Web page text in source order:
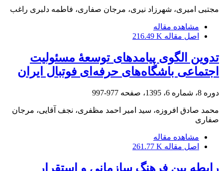
مجتبی امیری، شهرزاد نیری، مرجان صفاری، فاطمه دلبری راغب
مشاهده مقاله
اصل مقاله 216.49 K
تدوین الگوی پیامدهای توسعۀ مسئولیت
اجتماعی باشگاه‌های حرفه‌‌ای فوتبال ایران
دوره 8، شماره 6، 1395، صفحه 977-997
محمد صادق افروزه، سید امیر احمد مظفری، نجف آقایی، مرجان
صفاری
مشاهده مقاله
اصل مقاله 261.77 K
رابطه بین فرهنگ سازمانی و استقرار